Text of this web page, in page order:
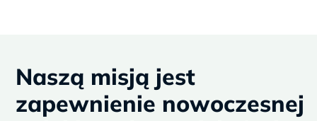
Naszą misją jest
zapewnienie nowoczesnej